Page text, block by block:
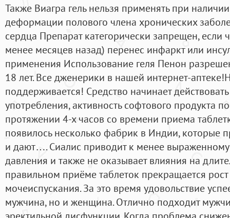
Также Виагра гель нельзя применять при
деформации полового члена хронических
сердца Препарат категорически запрещен,
менее месяцев назад) перенес инфаркт или
применения Использование геля Пенон
18 лет. Все дженерики в нашей интернет-
поддерживается! Средство начинает
употребления, активность софтового продукта
протяжении 4-х часов со времени приема
появилось несколько фабрик в Индии, которые
и дают…. Сиалис приводит к менее
давления и также не оказывает влияния на
правильном приёме таблеток прекращается
мочеиспускания. За это время удовольствие
мужчина, но и женщина. Отлично подходит